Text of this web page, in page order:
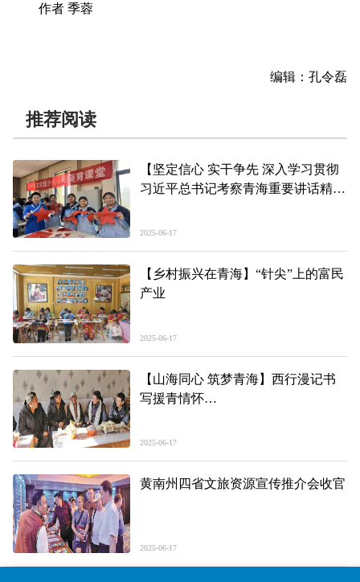
作者 季蓉
编辑：孔令磊
推荐阅读
【坚定信心 实干争先 深入学习贯彻
习近平总书记考察青海重要讲话精神
根发芽
2025-06-17
【乡村振兴在青海】“针尖”上的富民
产业
2025-06-17
【山海同心 筑梦青海】西行漫记书
写援青情怀
指挥长 詹茂伟
2025-06-17
黄南州四省文旅资源宣传推介会收官
2025-06-17